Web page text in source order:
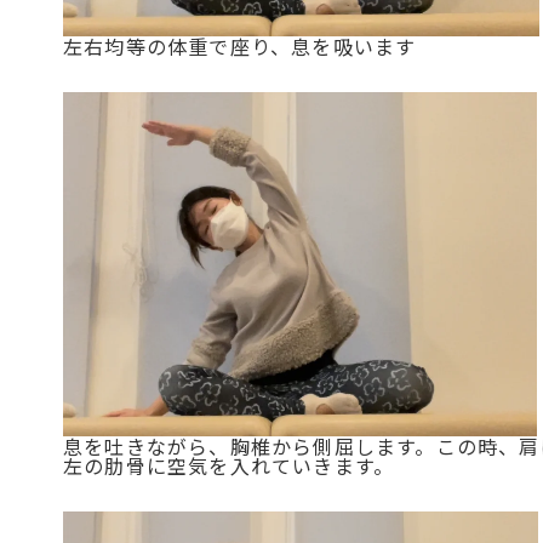
左右均等の体重で座り、息を吸います
息を吐きながら、胸椎から側屈します。この時、
左の肋骨に空気を入れていきます。